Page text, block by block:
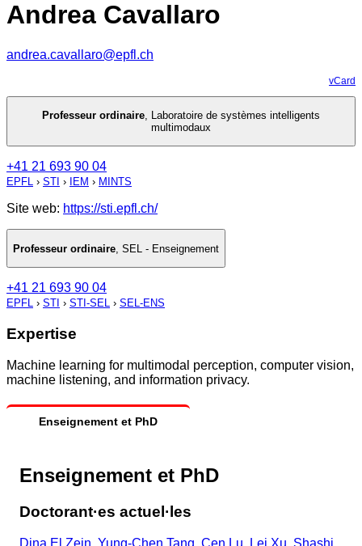
Andrea Cavallaro
andrea.cavallaro@epfl.ch
vCard
Professeur ordinaire, Laboratoire de systèmes intelligents
multimodaux
+41 21 693 90 04
EPFL › STI › IEM › MINTS
Site web: https://sti.epfl.ch/
Professeur ordinaire SEL - Enseignement
+41 21 693 90 04
EPFL › STI › STI-SEL › SEL-ENS
Expertise
Machine learning for multimodal perception, computer vision,
machine listening, and information privacy.
Enseignement et PhD
Enseignement et PhD
Doctorant·es actuel·les
Dina El Zein Yung-Chen Tang Cen Lu Lei Xu Shashi